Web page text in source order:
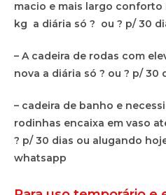
macio e mais largo conforto
kg a diária só ? ou ? p/ 30
– A cadeira de rodas com
nova a diária só ? ou ? p/ 30
– cadeira de banho e
rodinhas encaixa em vaso
? p/ 30 dias ou alugando
whatsapp